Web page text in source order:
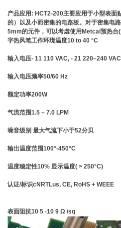
产品应用: HCT2-200主要应用于小型表面
的）以及小而密集的电路板。对于密集电
5mm的元件，可以考虑使用Metcal预热台
字热风笔工作环境温度10 to 40 °C
输入电压- 11 110 VAC, - 21 220–240
输入电压频率50/60 Hz
额定功率200W
气流范围1.5 – 7.0 LPM
噪音级别 最大气流下小于52分贝
输出温度范围100°-450°C
温度稳定性10% 显示温度( > 250°C)
认证/标识cNRTLus, CE, RoHS + WEEE
表面阻抗10 5 -10 9 Ω /sq